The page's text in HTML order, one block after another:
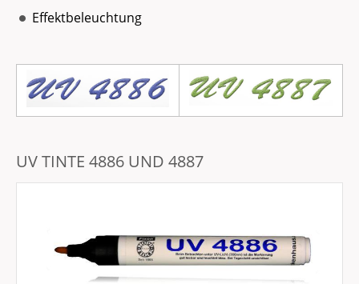
Effektbeleuchtung
UV TINTE 4886 UND 4887